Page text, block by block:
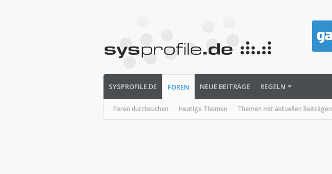
SYSPROFILE.DE FOREN
Foren durchsuchen Heutige Themen Themen mit aktuellen Beiträgen
NEUE BEITRÄGE REGELN